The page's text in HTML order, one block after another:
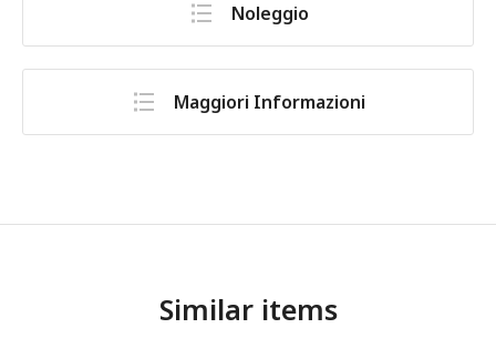
Noleggio
Maggiori Informazioni
Similar items